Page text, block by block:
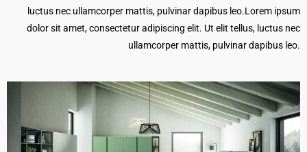
luctus nec ullamcorper mattis, pulvinar dapibus leo.Lorem ipsum
dolor sit amet, consectetur adipiscing elit. Ut elit tellus, luctus nec
ullamcorper mattis, pulvinar dapibus leo.